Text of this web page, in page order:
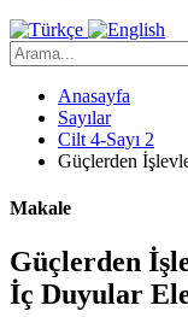
Anasayfa
Sayılar
Cilt 4-Sayı 2
Güçlerden
Makale
Güçlerden
İç Duyular